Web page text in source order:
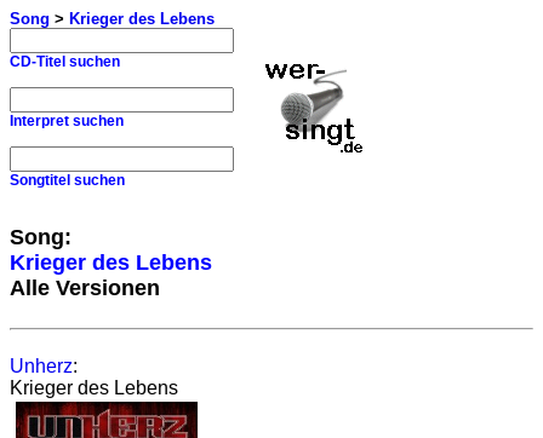
Song > Krieger des Lebens
CD-Titel suchen
Interpret suchen
Songtitel suchen
Song:
Krieger des Lebens
Alle Versionen
Unherz:
Krieger des Lebens